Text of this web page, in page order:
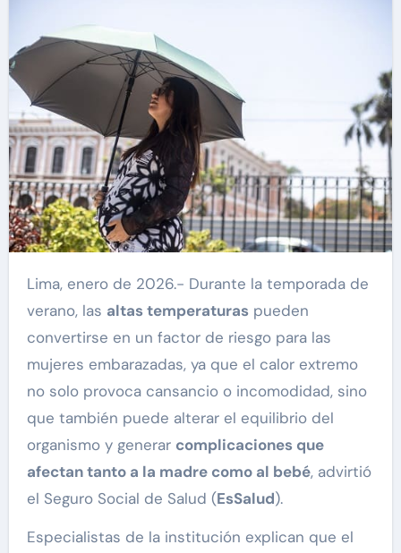
Lima, enero de 2026.- Durante la temporada de
verano, las altas temperaturaspueden
convertirse en un factor de riesgo para las
mujeres embarazadas, ya que el calor extremo
no solo provoca cansancio o incomodidad, sino
que también puede alterar el equilibrio del
organismo y generar complicaciones que
afectan tanto a la madre como al bebé, advirtió
el Seguro Social de Salud (EsSalud).
Especialistas de la institución explican que el